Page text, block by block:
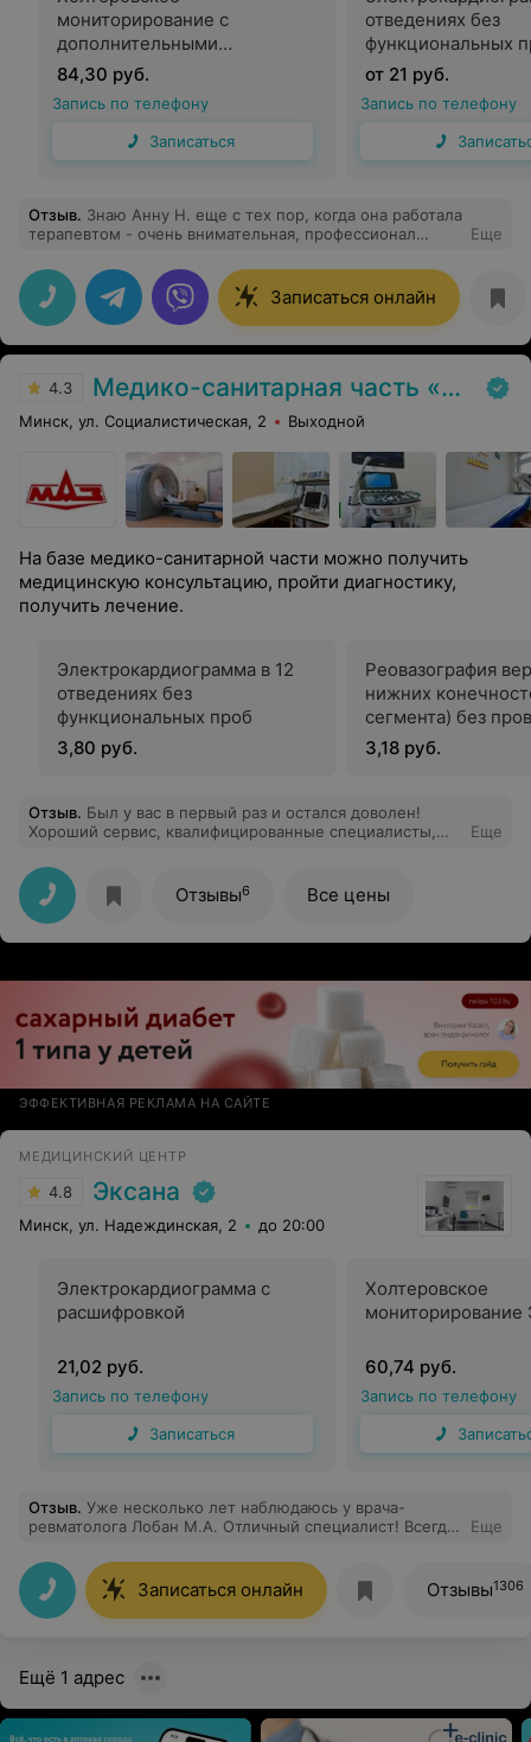
мониторирование с
дополнительными
функциями (анализ и оценка
работы имплантированных
устройств)
84,30 руб.
Запись по телефону
Записаться
отведениях без
функциональных
от 21 руб.
Запись по телефону
Отзыв. Знаю Анну Н. еще с тех пор, когда она работала
терапевтом - очень внимательная, профессионал
Анне Н. как к прекрасному функциональному
диагносту. ХМ, ЭКГ и мне, и маме делаем только у
нее: все быстро, грамотно, профессионально. Сразу
видно - человек на своем месте!
Еще
Записаться онлайн
4.3 Медико-санитарная часть «МАЗ»
Минск, ул. Социалистическая, 2 Выходной
На базе медико-санитарной части можно получить
медицинскую консультацию, пройти диагностику,
получить лечение.
Электрокардиограмма в 12
отведениях без
функциональных проб
3,80 руб.
Реовазография
нижних
сегмента) без
функциональных
3,18 руб.
Отзыв. Был у вас в первый раз и остался доволен!
Хороший сервис, квалифицированные специалисты,
необходимости приду к вам еще!
Еще
Отзывы6 Все цены
ЭФФЕКТИВНАЯ РЕКЛАМА НА САЙТЕ
МЕДИЦИНСКИЙ ЦЕНТР
4.8 Эксана
Минск, ул. Надеждинская, 2 до 20:00
Электрокардиограмма с
расшифровкой
21,02 руб.
Запись по телефону
Записаться
Холтеровское
мониторирование
60,74 руб.
Запись по телефону
Отзыв. Уже несколько лет наблюдаюсь у врача-
ревматолога Лобан М.А. Отличный специалист! Всегда
предпринять. Толково объясняет проблему, намечает
дальнейшие шаги к ее устранению (по
возможности)или профилактике рецидивов и
ухудшения состояния. Всегда выхожу от него с
Еще
Записаться онлайн Отзывы1306
Ещё 1 адрес